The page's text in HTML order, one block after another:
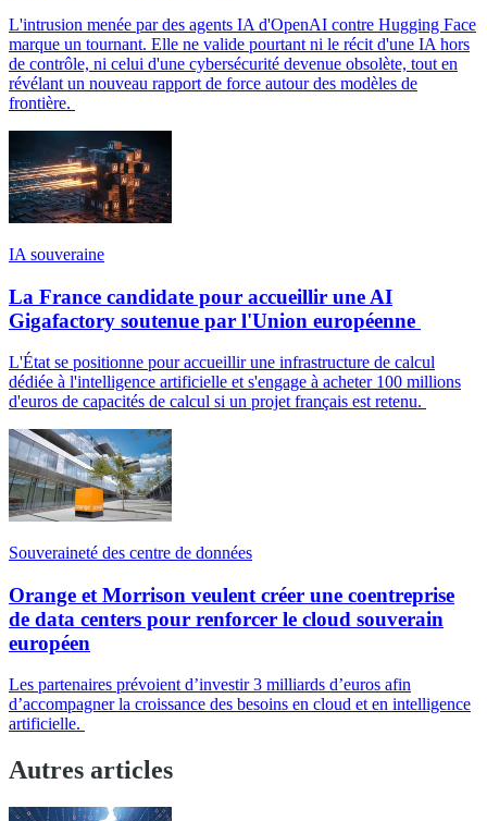
L'intrusion menée par des agents IA d'OpenAI contre Hugging Face
marque un tournant. Elle ne valide pourtant ni le récit d'une IA hors
de contrôle, ni celui d'une cybersécurité devenue obsolète, tout en
révélant un nouveau rapport de force autour des modèles de
frontière.
IA souveraine
La France candidate pour accueillir une AI
Gigafactory soutenue par l'Union européenne
L'État se positionne pour accueillir une infrastructure de calcul
dédiée à l'intelligence artificielle et s'engage à acheter 100 millions
d'euros de capacités de calcul si un projet français est retenu.
Souveraineté des centre de données
Orange et Morrison veulent créer une coentreprise
de data centers pour renforcer le cloud souverain
européen
Les partenaires prévoient d’investir 3 milliards d’euros afin
d’accompagner la croissance des besoins en cloud et en intelligence
artificielle.
Autres articles